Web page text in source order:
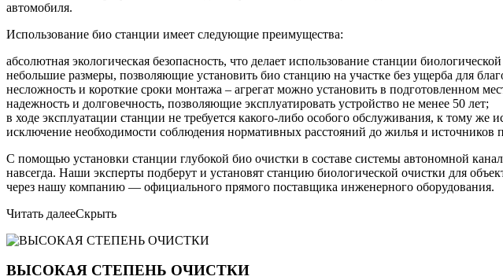
автомобиля.
Использование био станции имеет следующие преимущества:
абсолютная экологическая безопасность, что делает использование станции
небольшие размеры, позволяющие установить био станцию на участке без ущерба для
несложность и короткие сроки монтажа – агрегат можно установить в подготовленном
надежность и долговечность, позволяющие эксплуатировать устройство не менее 50 лет;
в ходе эксплуатации станции не требуется какого-либо особого обслуживания, к тому же
исключение необходимости соблюдения нормативных расстояний до жилья и
С помощью установки станции глубокой био очистки в составе системы автономной
навсегда. Наши эксперты подберут и установят станцию биологической очистки для
через нашу компанию — официального прямого поставщика инженерного оборудования.
Читать далееСкрыть
ВЫСОКАЯ СТЕПЕНЬ ОЧИСТКИ